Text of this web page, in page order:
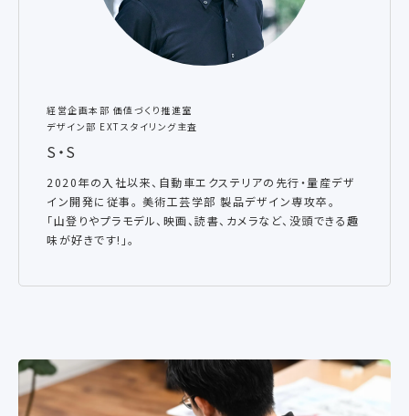
経営企画本部 価値づくり推進室
デザイン部 EXTスタイリング主査
S・S
2020年の入社以来、自動車エクステリアの先行・量産デザ
イン開発に従事。 美術工芸学部 製品デザイン専攻卒。
「山登りやプラモデル、映画、読書、カメラなど、没頭できる趣
味が好きです!」。